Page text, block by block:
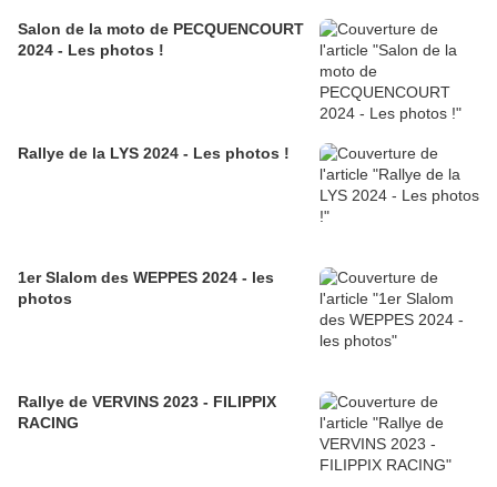
Salon de la moto de PECQUENCOURT
2024 - Les photos !
Rallye de la LYS 2024 - Les photos !
1er Slalom des WEPPES 2024 - les
photos
Rallye de VERVINS 2023 - FILIPPIX
RACING